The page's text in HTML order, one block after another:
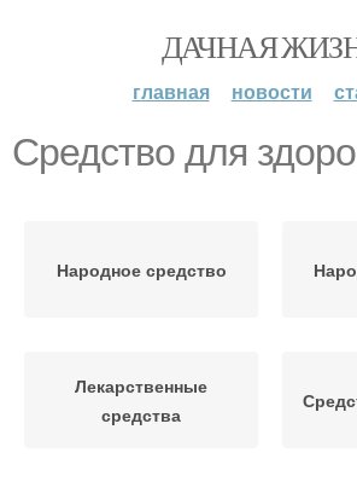
ДАЧНАЯ
главная новости
Средство для
Народное средство
Лекарственные
средства